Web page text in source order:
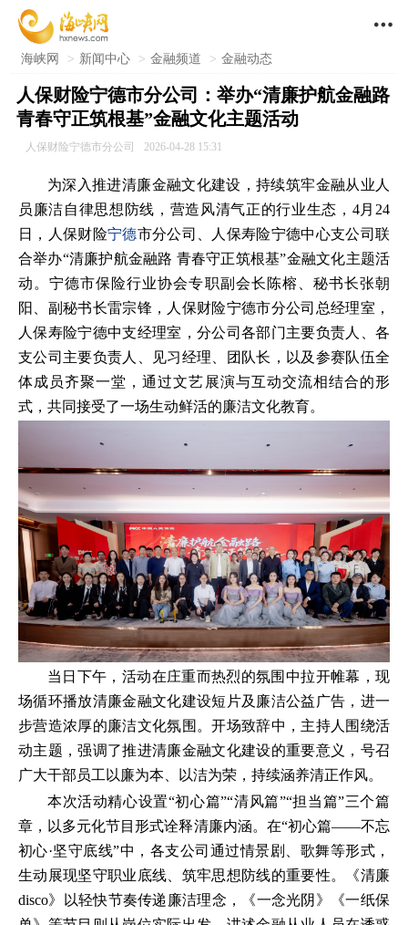

海峡网 > 新闻中心 > 金融频道 > 金融动态
人保财险宁德市分公司：举办“清廉护航金融路
青春守正筑根基”金融文化主题活动
人保财险宁德市分公司 2026-04-28 15:31
为深入推进清廉金融文化建设，持续筑牢金融从业人
员廉洁自律思想防线，营造风清气正的行业生态，4月24
日，人保财险宁德市分公司、人保寿险宁德中心支公司联
合举办“清廉护航金融路 青春守正筑根基”金融文化主题活
动。宁德市保险行业协会专职副会长陈榕、秘书长张朝
阳、副秘书长雷宗锋，人保财险宁德市分公司总经理室，
人保寿险宁德中支经理室，分公司各部门主要负责人、各
支公司主要负责人、见习经理、团队长，以及参赛队伍全
体成员齐聚一堂，通过文艺展演与互动交流相结合的形
式，共同接受了一场生动鲜活的廉洁文化教育。
当日下午，活动在庄重而热烈的氛围中拉开帷幕，现
场循环播放清廉金融文化建设短片及廉洁公益广告，进一
步营造浓厚的廉洁文化氛围。开场致辞中，主持人围绕活
动主题，强调了推进清廉金融文化建设的重要意义，号召
广大干部员工以廉为本、以洁为荣，持续涵养清正作风。
本次活动精心设置“初心篇”“清风篇”“担当篇”三个篇
章，以多元化节目形式诠释清廉内涵。在“初心篇——不忘
初心·坚守底线”中，各支公司通过情景剧、歌舞等形式，
生动展现坚守职业底线、筑牢思想防线的重要性。《清廉
disco》以轻快节奏传递廉洁理念，《一念光阴》《一纸保